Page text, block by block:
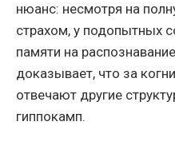
нюанс: несмотря на
страхом, у подопытных
памяти на
доказывает, что за
отвечают другие
гиппокамп.